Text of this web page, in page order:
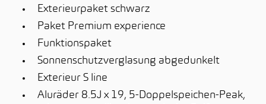
Exterieurpaket schwarz
Paket Premium experience
Funktionspaket
Sonnenschutzverglasung abgedunkelt
Exterieur S line
Aluräder 8.5J x 19, 5-Doppelspeichen-Peak,